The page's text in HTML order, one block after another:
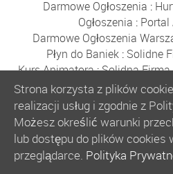
Darmowe Ogłoszenia :
Ogłoszenia : Portal
Darmowe Ogłoszenia
Płyn do Baniek: Solidne
Kurs Animatora:Solidna Firma
Animator Czasu
Bezpłatne Ogłoszenia
Bańki Mydlane:
Szkolenie Animatorów:
Kurs Animatora
Kurs Animatora Poznań:
Strona korzysta z plików
realizacji usług i zgodnie z
Możesz określić warunki
lub dostępu do plików cookies
przeglądarce. Polityka